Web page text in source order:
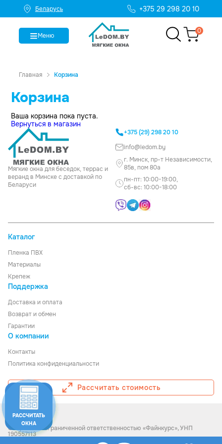
Беларусь +375 29 298 20 10
Меню
0
Главная Корзина
Корзина
Ваша корзина пока пуста.
Вернуться в магазин
Мягкие окна для беседок, террас и
веранд в Минске с доставкой по
Беларуси
+375 (29) 298 20 10
info@ledom.by
г. Минск, пр-т Независимости,
85в, пом 80а
пн-пт: 10:00-19:00,
сб-вс: 10:00-18:00
Каталог
Пленка ПВХ
Материалы
Крепеж
Поддержка
Доставка иоплата
Возврат и обмен
Гарантии
О компании
Контакты
Политика конфиденциальности
Рассчитать стоимость
© Ledom, 2026
Общество с ограниченной ответственностью «Файнкурс», УНП
190557113
РАССЧИТАТЬ
ОКНА